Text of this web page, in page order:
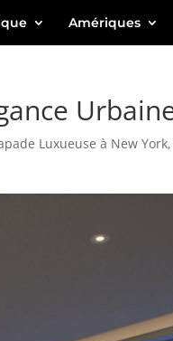
Amériques
Luxueuse à New York,